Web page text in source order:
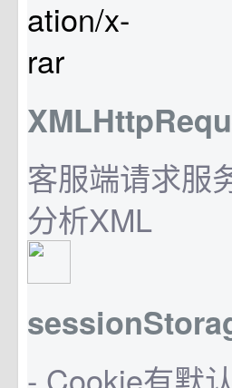
客服端请求服
分析XML